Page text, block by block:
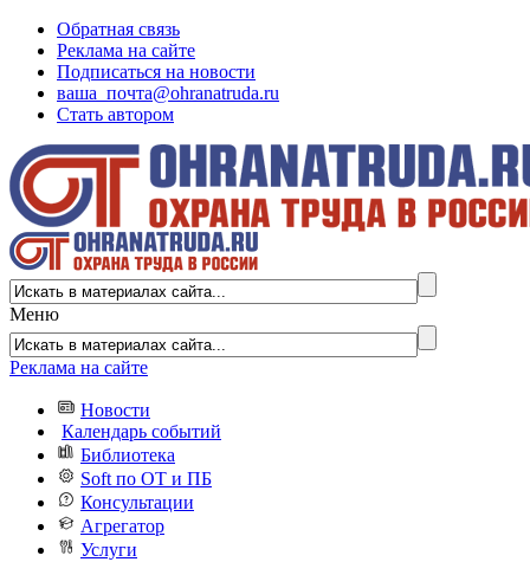
Обратная связь
Реклама на сайте
Подписаться на новости
ваша_почта@ohranatruda.ru
Стать автором
Меню
Реклама на сайте
Новости
Календарь событий
Библиотека
Soft по ОТ и ПБ
Консультации
Агрегатор
Услуги